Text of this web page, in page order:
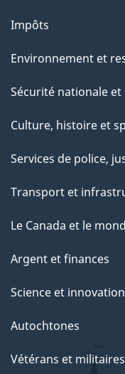
Impôts
Environnement et
Sécurité nationale et
Culture, histoire et
Services de police,
Transport et
Le Canada et le
Argent et finances
Science et innovation
Autochtones
Vétérans et militaires